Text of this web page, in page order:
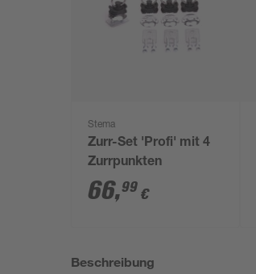
Stema
Zurr-Set 'Profi' mit 4
Zurrpunkten
66,99 €
Beschreibung